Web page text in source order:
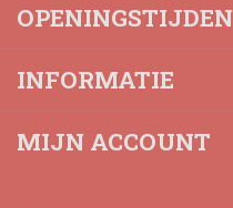
OPENINGSTIJDEN
INFORMATIE
MIJN ACCOUNT